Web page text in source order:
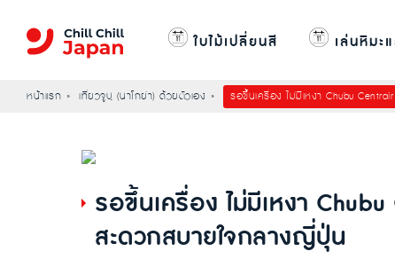
ใบไม้เปลี่ยนสี เล่นหิมะ
หน้าแรก เที่ยวจูบุ (นาโกย่า) ด้วยตัวเอง รอขึ้นเครื่อง ไม่มีเหงา Chubu
รอขึ้นเครื่อง ไม่มีเหงา
สะดวกสบายใจกลางญี่ปุ่น